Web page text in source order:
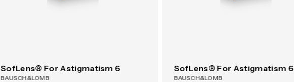
SofLens® For Astigmatism 6
BAUSCH&LOMB
SofLens® For Astigmatism 6
BAUSCH&LOMB